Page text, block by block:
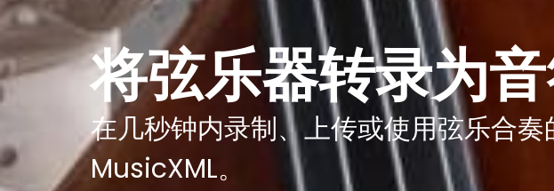
将弦乐器转录为
在几秒钟内录制、上传或使用弦乐合
MusicXML。